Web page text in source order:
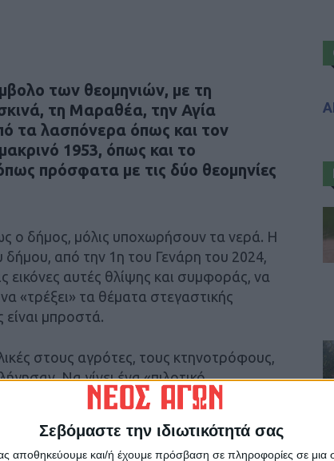
Σεβόμαστε την ιδιωτικότητά σας
αποθηκεύουμε και/ή έχουμε πρόσβαση σε πληροφορίες σε
των θεομηνιών, με τη
τη Μαραθέα, την Αγία
τα λασπόνερα όπως και τον
1953, όπως και το
πρόσφατα με τις δύο θεομηνίες
ο δήμος, μόλις υποχωρήσουν τα νερά. Η
δήμου, από την 1η του Γενάρη του 2024,
εικόνες αυτές θλίψης και συμφοράς, να
«τρέξει» τα θέματα στεγαστικής
μπροστά.
στους αγρότες, τους κτηνοτρόφους,
Να γίνει ένα «πιλοτικό
ανασυγκρότησης με επίκεντρο τον